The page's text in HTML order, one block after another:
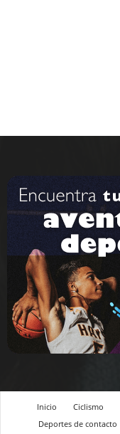
Inicio Ciclismo
Deportes de contacto